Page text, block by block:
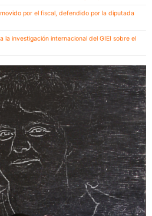
por el fiscal, defendido por la diputada
la investigación internacional del GIEI sobre el